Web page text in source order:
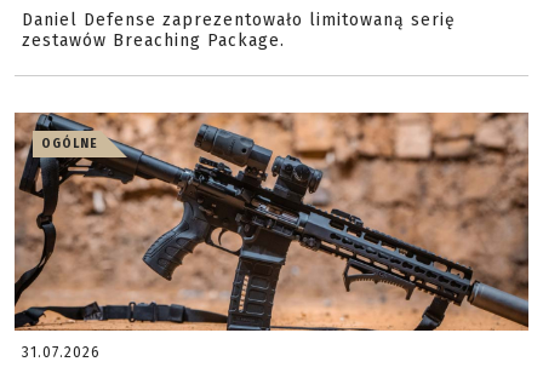
Daniel Defense zaprezentowało limitowaną serię
zestawów Breaching Package.
OGÓLNE
31.07.2026